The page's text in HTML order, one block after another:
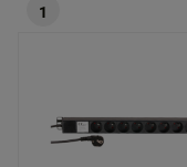
1